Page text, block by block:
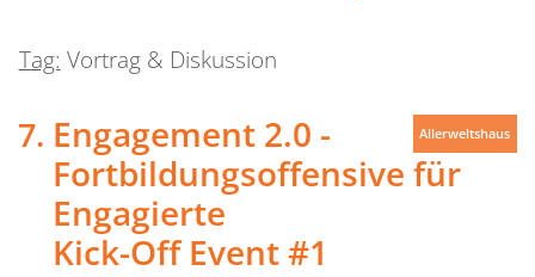
Tag: Vortrag & Diskussion
Engagement 2.0 -
Fortbildungsoffensive für
Engagierte
Kick-Off Event #1
Allerweltshaus